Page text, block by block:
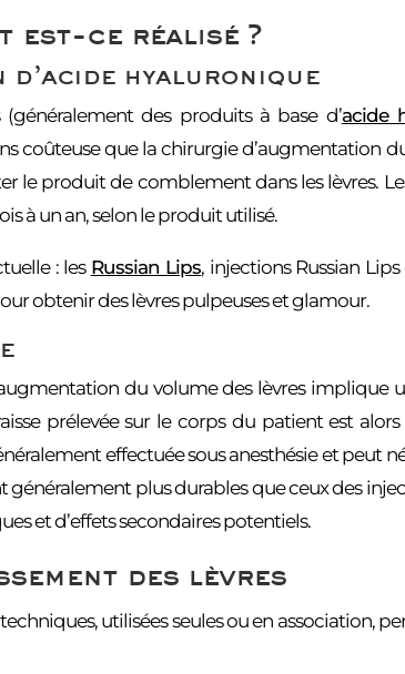
est-ce réalisé ?
hyaluronique
(généralement des produits à base d’acide
coûteuse que la chirurgie d’augmentation
le produit de comblement dans les lèvres.
à un an, selon le produit utilisé.
: les Russian Lips, injections Russian
obtenir des lèvres pulpeuses et glamour.
du volume des lèvres implique
prélevée sur le corps du patient est
effectuée sous anesthésie et peut
généralement plus durables que ceux des
et d’effets secondaires potentiels.
des lèvres
utilisées seules ou en association,